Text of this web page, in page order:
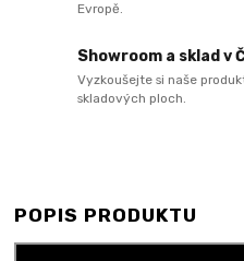
Evropě.
Showroom a sklad v
Vyzkoušejte si naše
skladových ploch.
POPIS PRODUKTU